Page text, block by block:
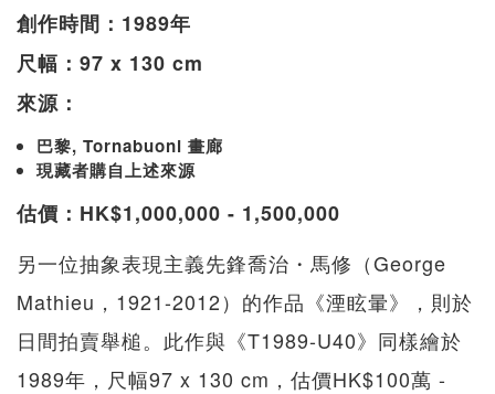
創作時間：1989年
尺幅：97 x 130 cm
來源：
巴黎, Tornabuoni 畫廊
現藏者購自上述來源
估價：HK$1,000,000 - 1,500,000
另一位抽象表現主義先鋒喬治・馬修（George
Mathieu，1921-2012）的作品《湮眩暈》，則於
日間拍賣舉槌。此作與《T1989-U40》同樣繪於
1989年，尺幅97 x 130 cm，估價HK$100萬 -